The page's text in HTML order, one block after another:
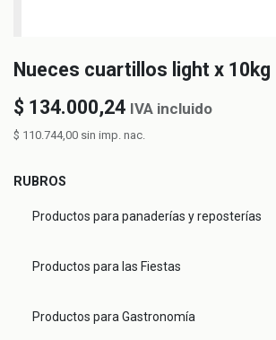
Nueces cuartillos light x 10kg
$ 134.000,24 IVA incluido
$ 110.744,00 sin imp. nac.
RUBROS
Productos para panaderías y reposterías
Productos para las Fiestas
Productos para Gastronomía